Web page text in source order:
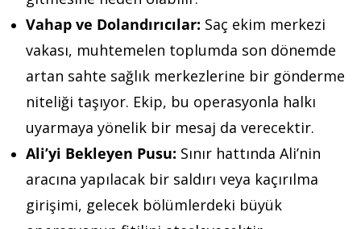
Vahap ve Dolandırıcılar: Saç ekim merkezi
vakası, muhtemelen toplumda son dönemde
artan sahte sağlık merkezlerine bir gönderme
niteliği taşıyor. Ekip, bu operasyonla halkı
uyarmaya yönelik bir mesaj da verecektir.
Ali’yi Bekleyen Pusu: Sınır hattında Ali’nin
aracına yapılacak bir saldırı veya kaçırılma
girişimi, gelecek bölümlerdeki büyük